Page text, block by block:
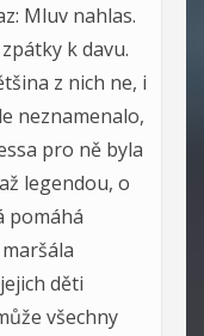
Mluv nahlas.
k davu.
z nich ne, i
neznamenalo,
pro ně byla
legendou, o
pomáhá
děti
všechny